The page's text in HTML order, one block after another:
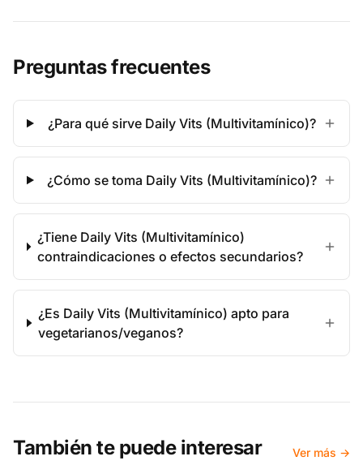
Preguntas frecuentes
¿Para qué sirve Daily Vits (Multivitamínico)?
¿Cómo se toma Daily Vits (Multivitamínico)?
¿Tiene Daily Vits (Multivitamínico)
contraindicaciones o efectos secundarios?
¿Es Daily Vits (Multivitamínico) apto para
vegetarianos/veganos?
También te puede interesar Ver más →